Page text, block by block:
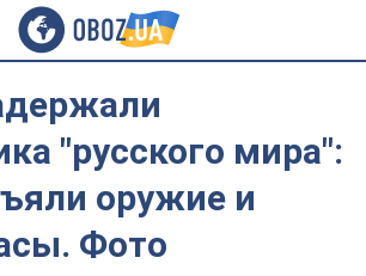
"русского мира":
оружие и
Фото